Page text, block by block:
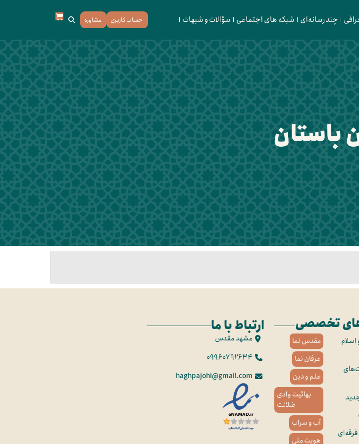
چندرسانه‌ای شبکه های اجتماعی سؤالات و شبهات حساب کاربری مشاوره
باستان
تخصصی
مقدس نما
عرفان نما
علم و دین
بهائیت وادی
ضلالت
آب و سراب
هویت ملی
ارتباط با ما
مشهد مقدس
09960792634
haghpajohi@gmail.com